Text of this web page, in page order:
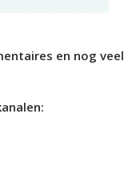
en nog veel